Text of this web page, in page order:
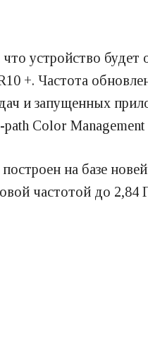
что устройство
+. Частота
и запущенных
Color Management
на базе
частотой до 2,84